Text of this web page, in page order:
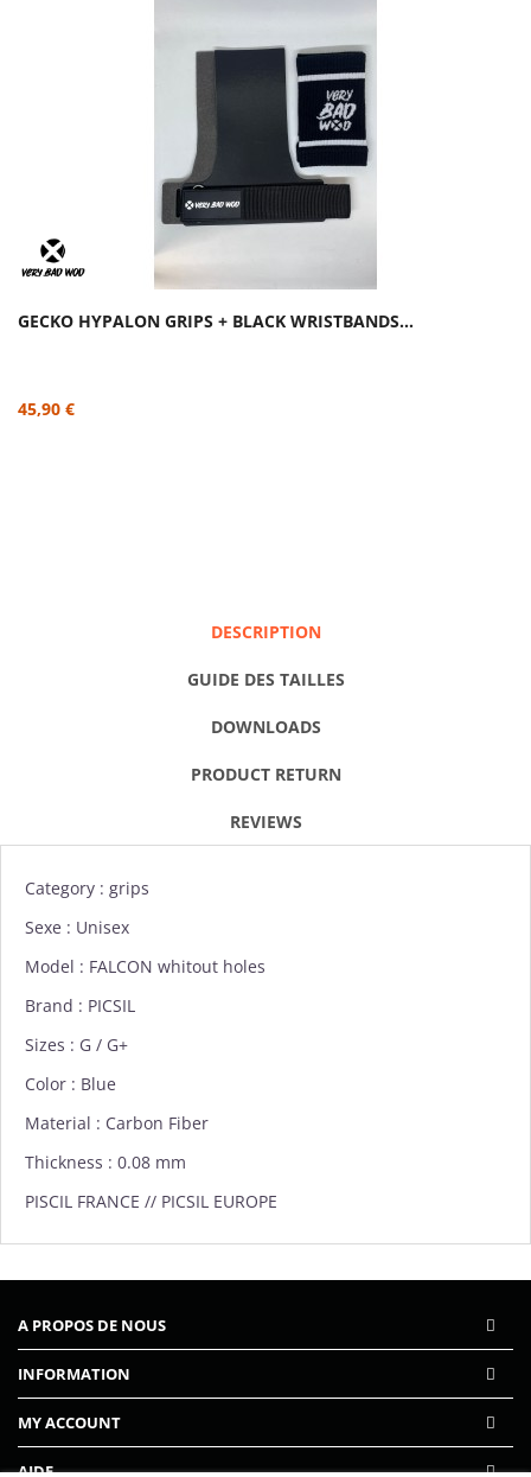
GECKO HYPALON GRIPS + BLACK WRISTBANDS...
45,90 €
DESCRIPTION
GUIDE DES TAILLES
DOWNLOADS
PRODUCT RETURN
REVIEWS
Category : grips
Sexe : Unisex
Model : FALCON whitout holes
Brand : PICSIL
Sizes : G / G+
Color : Blue
Material : Carbon Fiber
Thickness : 0.08 mm
PISCIL FRANCE // PICSIL EUROPE
A PROPOS DE NOUS
INFORMATION
MY ACCOUNT
AIDE